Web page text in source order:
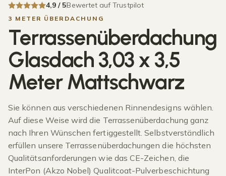
4,9 / 5Bewertet auf Trustpilot
3 METER ÜBERDACHUNG
Terrassenüberdachung
Glasdach 3,03 x 3,5
Meter Mattschwarz
Sie können aus verschiedenen Rinnendesigns wählen.
Auf diese Weise wird die Terrassenüberdachung ganz
nach Ihren Wünschen fertiggestellt. Selbstverständlich
erfüllen unsere Terrassenüberdachungen die höchsten
Qualitätsanforderungen wie das CE-Zeichen, die
InterPon (Akzo Nobel) Qualitcoat-Pulverbeschichtung